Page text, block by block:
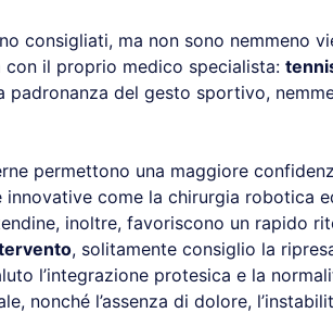
consigliati, ma non sono nemmeno
il proprio medico specialista:
padronanza del gesto sportivo,
permettono una maggiore
innovative come la chirurgia robotica
inoltre, favoriscono un rapido
, solitamente consiglio la
l’integrazione protesica e la
nonché l’assenza di dolore,